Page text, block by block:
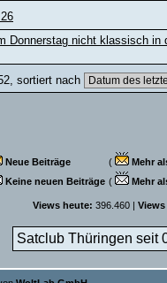
Donnerstag nicht klassisch in
sortiert nach
Neue Beiträge (
Mehr
Keine neuen Beiträge ( Mehr
Views heute: 396.460 |
Satclub Thüringen seit